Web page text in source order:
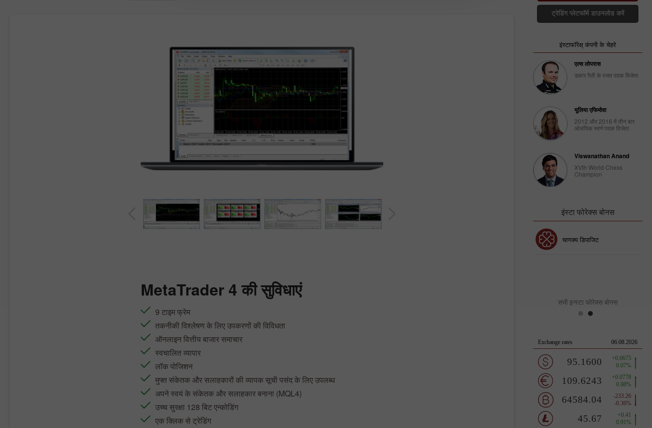
MetaTrader 4की सुविधाएं
9 टाइम फ्रेम
तकनीकी विश्लेषण के लिए उपकरणों की विविधता
ऑनलाइन वित्तीय बाजार समाचार
स्वचालित व्यापार
लॉक पोजिशन
मुफ्त संकेतक और सलाहकारों की व्यापक सूची पसंद के लिए उपलब्ध
अपने स्वयं के संकेतक और सलाहकार बनाना (MQL4)
उच्च सुरक्षा 128 बिट एन्कोडिंग
एक क्लिक से ट्रेडिंग
ट्रेडिंग प्लेटफॉर्म डाउनलोड करें
इंस्टाफॉरेक्ष् कंपनी के चेहरे
एल्स लोपरास
डकार रैली के रजत पदक विजेता
यूलिया एफिमोवा
2012 और 2016 में तीन बार
ओलंपिक स्वर्ण पदक विजेता
Viswanathan Anand
XVth World Chess
Champion
इंस्टा फोरेक्स बोनस
चाणक्य डिपाजिट
सभी इन्स्टा फोरेक्स बोनस